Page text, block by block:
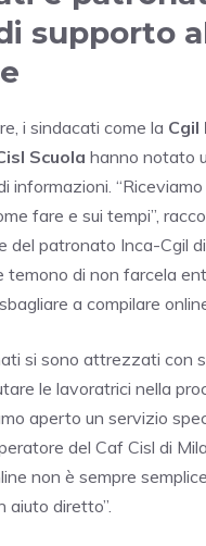
supporto
i sindacati come la Cgil
Scuola hanno notato
informazioni.
fare e sui tempi”,
del patronato Inca-Cgil di
temono di non farcela
a compilare
si sono attrezzati con
le lavoratrici nella
aperto un servizio
del Caf Cisl di
non è sempre
aiuto diretto”.